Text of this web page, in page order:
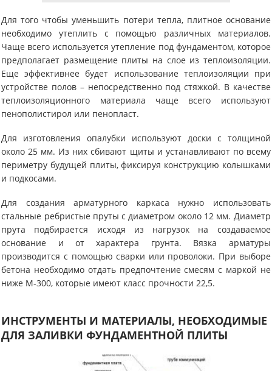
Для того чтобы уменьшить потери тепла, плитное основание
необходимо утеплить с помощью различных материалов.
Чаще всего используется утепление под фундаментом, которое
предполагает размещение плиты на слое из теплоизоляции.
Еще эффективнее будет использование теплоизоляции при
устройстве полов – непосредственно под стяжкой. В качестве
теплоизоляционного материала чаще всего используют
пенополистирол или пенопласт.
Для изготовления опалубки используют доски с толщиной
около 25 мм. Из них сбивают щиты и устанавливают по всему
периметру будущей плиты, фиксируя конструкцию колышками
и подкосами.
Для создания арматурного каркаса нужно использовать
стальные ребристые пруты с диаметром около 12 мм. Диаметр
прута подбирается исходя из нагрузок на создаваемое
основание и от характера грунта. Вязка арматуры
производится с помощью сварки или проволоки. При выборе
бетона необходимо отдать предпочтение смесям с маркой не
ниже М-300, которые имеют класс прочности 22,5.
ИНСТРУМЕНТЫ И МАТЕРИАЛЫ, НЕОБХОДИМЫЕ
ДЛЯ ЗАЛИВКИ ФУНДАМЕНТНОЙ ПЛИТЫ